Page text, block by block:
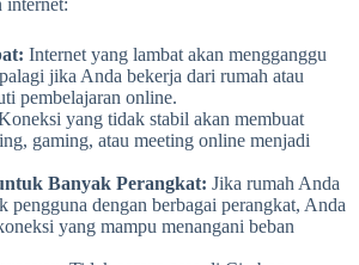
internet:
Internet yang lambat akan mengganggu
jika Anda bekerja dari rumah atau
pembelajaran online.
yang tidak stabil akan membuat
gaming, atau meeting online menjadi
Banyak Perangkat: Jika rumah Anda
pengguna dengan berbagai perangkat, Anda
yang mampu menangani beban